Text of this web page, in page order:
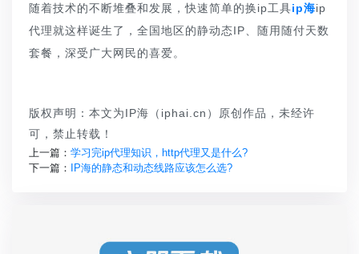
随着技术的不断堆叠和发展，快速简单的换ip工具ip海ip
代理就这样诞生了，全国地区的静动态IP、随用随付天数
套餐，深受广大网民的喜爱。
版权声明：本文为IP海（iphai.cn）原创作品，未经许
可，禁止转载！
上一篇： 学习完ip代理知识，http代理又是什么?
下一篇： IP海的静态和动态线路应该怎么选?